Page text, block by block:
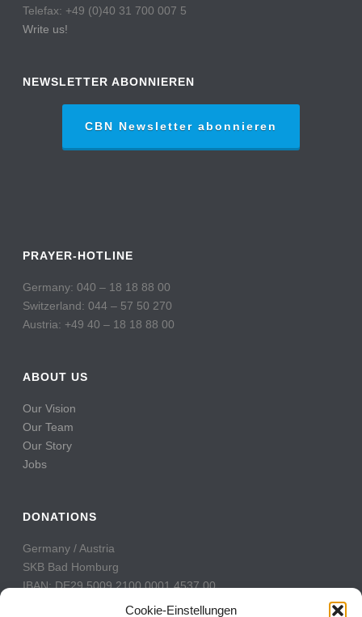
Cookie-Einstellungen
Telefax: +49 (0)40 31 700 007 5
Write us!
NEWSLETTER ABONNIEREN
CBN Newsletter abonnieren
PRAYER-HOTLINE
Germany: 040 – 18 18 88 00
Switzerland: 044 – 57 50 270
Austria: +49 40 – 18 18 88 00
ABOUT US
Our Vision
Our Team
Our Story
Jobs
DONATIONS
Germany / Austria
SKB Bad Homburg
IBAN: DE29 5009 2100 0001 4537 00
BIC: GENODE51BH2